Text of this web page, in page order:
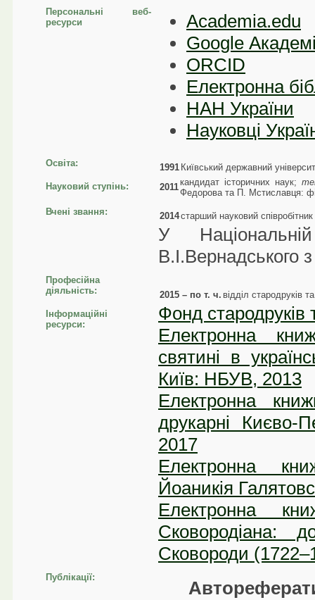
Персональні веб-
ресурси
Academia.edu
Google
ORCID
Електронна
НАН України
Науковці
Освіта: 1991 Київський державний
Науковий ступінь:
2011кандидат історичних наук;
Федорова та П. Мстиславця:
Вчені звання:
2014старший науковий співробітник
У
В.І.Вернадського
Професійна
діяльність:
2015 – по т. ч. відділ стародруків
Інформаційні
ресурси:
Фонд стародруків
Електронна
святині в
Київ: НБУВ, 2013
Електронна
друкарні Києво-
2017
Електронна
Йоаникія
Електронна
Сковородіана:
Сковороди
Публікації: